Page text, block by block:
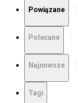
Powiązane
Polecane
Najnowsze
Tagi